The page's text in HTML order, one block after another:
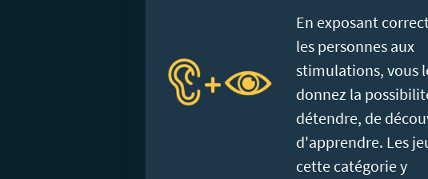
En exposant
les personnes aux
stimulations, vous
donnez la
détendre, de
d'apprendre. Les
cette catégorie y